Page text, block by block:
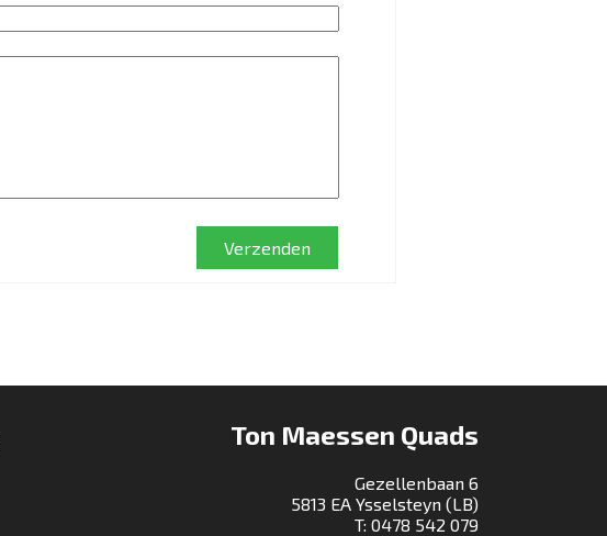
Verzenden
Ton Maessen Quads
Gezellenbaan 6
5813 EA Ysselsteyn (LB)
T: 0478 542 079